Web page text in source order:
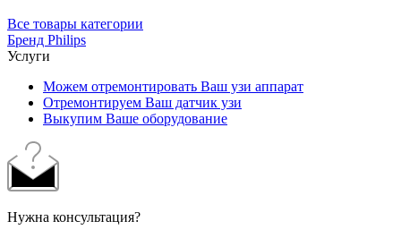
Все товары категории
Бренд Philips
Услуги
Можем отремонтировать Ваш узи аппарат
Отремонтируем Ваш датчик узи
Выкупим Ваше оборудование
Нужна консультация?